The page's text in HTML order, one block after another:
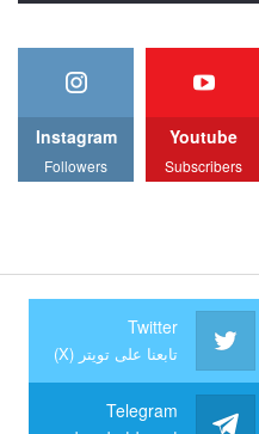
Youtube
Subscribers
Instagram
Followers
Twitter
تابعنا على تويتر (X)
Telegram